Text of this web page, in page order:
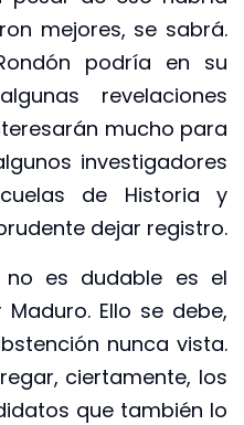
mejores, se sabrá.
podría en su
revelaciones
mucho para
investigadores
de Historia y
dejar registro.
es dudable es el
Ello se debe,
nunca vista.
ciertamente, los
que también lo